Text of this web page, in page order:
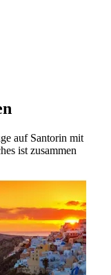
auf Santorin mit
ist zusammen